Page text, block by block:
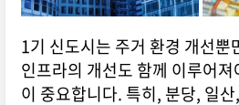
1기 신도시는 주거 환경 개선뿐
인프라의 개선도 함께 이루어
이 중요합니다. 특히, 분당, 일